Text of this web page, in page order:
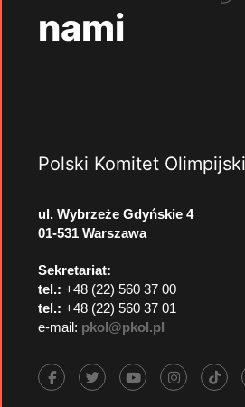
nami
Polski Komitet Olimpijski
ul. Wybrzeże Gdyńskie 4
01-531 Warszawa
Sekretariat:
tel.: +48 (22) 560 37 00
tel.: +48 (22) 560 37 01
e-mail: pkol@pkol.pl